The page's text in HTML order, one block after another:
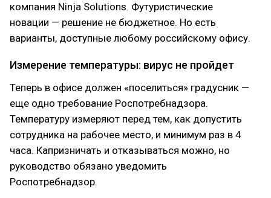
компания Ninja Solutions. Футуристические
новации — решение не бюджетное. Но есть
варианты, доступные любому российскому офису.
Измерение температуры: вирус не пройдет
Теперь в офисе должен «поселиться» градусник —
еще одно требование Роспотребнадзора.
Температуру измеряют перед тем, как допустить
сотрудника на рабочее место, и минимум раз в 4
часа. Капризничать и отказываться можно, но
руководство обязано уведомить
Роспотребнадзор.